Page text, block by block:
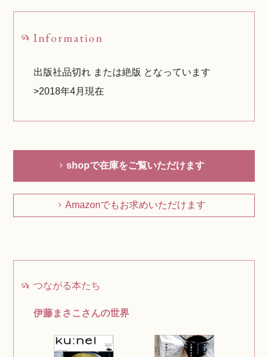
Information
出版社品切れ または絶版 となっています
>2018年4月現在
shopで在庫をご覧いただけます
Amazonでもお求めいただけます
つながる本たち
伊藤まさこさんの世界